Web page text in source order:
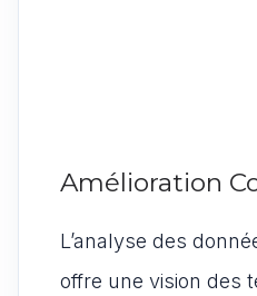
Amélioration
L’analyse des
offre une vision des